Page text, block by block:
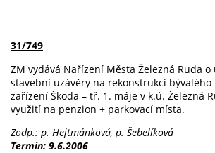
31/749
ZM vydává Nařízení Města Železná Ruda
stavební uzávěry na rekonstrukci
zařízení Škoda – tř. 1. máje v k.ú. Železná
využití na penzion + parkovací místa.
Zodp.: p. Hejtmánková, p. Šebelíková
Termín: 9.6.2006